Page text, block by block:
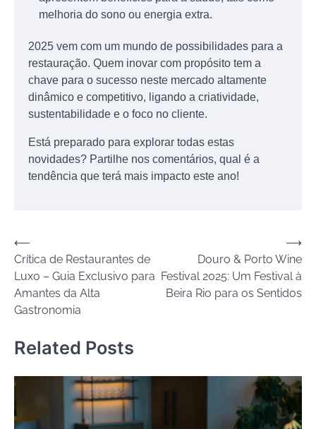
melhoria do sono ou energia extra.
2025 vem com um mundo de possibilidades para a
restauração. Quem inovar com propósito tem a
chave para o sucesso neste mercado altamente
dinâmico e competitivo, ligando a criatividade,
sustentabilidade e o foco no cliente.
Está preparado para explorar todas estas
novidades? Partilhe nos comentários, qual é a
tendência que terá mais impacto este ano!
Navegação
de
artigos
⟵
Crítica de Restaurantes de
Luxo – Guia Exclusivo para
Amantes da Alta
Gastronomia
Douro & Porto Wine
Festival 2025: Um Festival à
Beira Rio para os Sentidos
⟶
Related Posts